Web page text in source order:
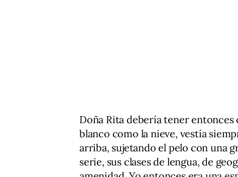
Doña Rita debería tener
blanco como la nieve, vestía
arriba, sujetando el pelo con una
serie, sus clases de lengua, de